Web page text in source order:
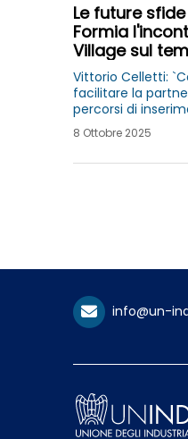
Le future
Formia
Village sul
Vittorio Celletti:
facilitare la
percorsi di
L’AI non
se sapremo
8 Ottobre 2025
info@un-